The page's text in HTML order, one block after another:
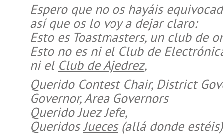
Espero que no os hayáis
así que os lo voy a dejar claro:
Esto es Toastmasters, un club de
Esto no es ni el Club de
ni el Club de Ajedrez,
Querido Contest Chair, District
Governor, Area Governors
Querido Juez Jefe,
QueridosJueces(allá donde